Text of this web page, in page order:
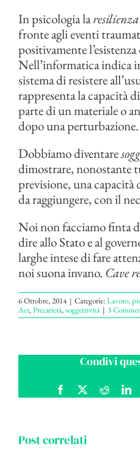
In psicologia laresilienza
fronte agli eventi
positivamente
Nell’informatica indica
sistema di resistere
rappresenta la capacità
parte di un materiale o
dopo una perturbazione.
Dobbiamo diventare
dimostrare, nonostante
previsione, una capacità
da raggiungere, con il
Noi non facciamo finta
dire allo Stato e al
larghe intese di fare
noi suona invano. Cave
6 Ottobre, 2014 | Categorie:Lavoro,
Act,Precarietà,soggettività | 3
Condivi
Facebook Reddit
Post correlati